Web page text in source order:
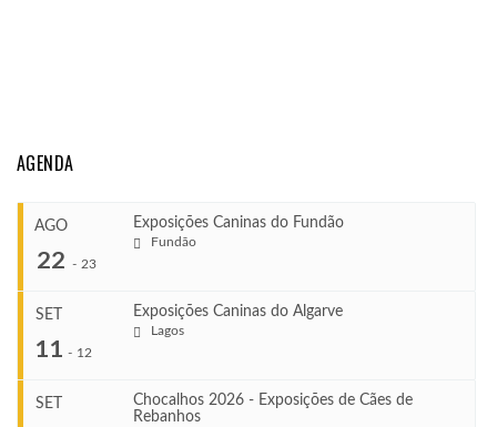
AGENDA
AGO
22 - 23
Exposições Caninas do Fundão
Fundão
SET
11 - 12
Exposições Caninas do Algarve
Lagos
SET
Chocalhos 2026 - Exposições de Cães de
Rebanhos